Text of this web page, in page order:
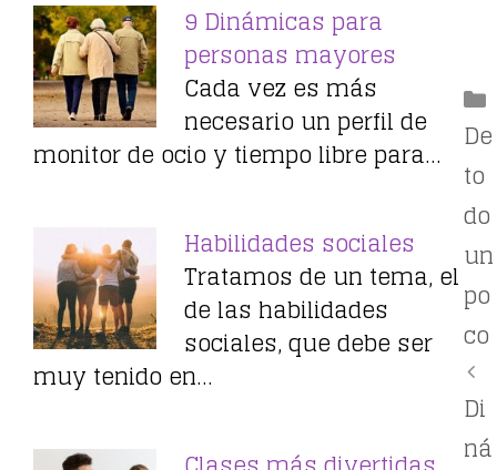
9 Dinámicas para
personas mayores
Cada vez es más
necesario un perfil de
monitor de ocio y tiempo libre para…
Habilidades sociales
Tratamos de un tema, el
de las habilidades
sociales, que debe ser
muy tenido en…
De
to
do
un
po
co
Di
ná